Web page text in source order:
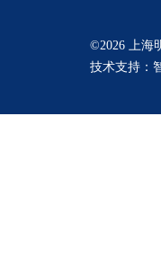
©2026 上海
技术支持：